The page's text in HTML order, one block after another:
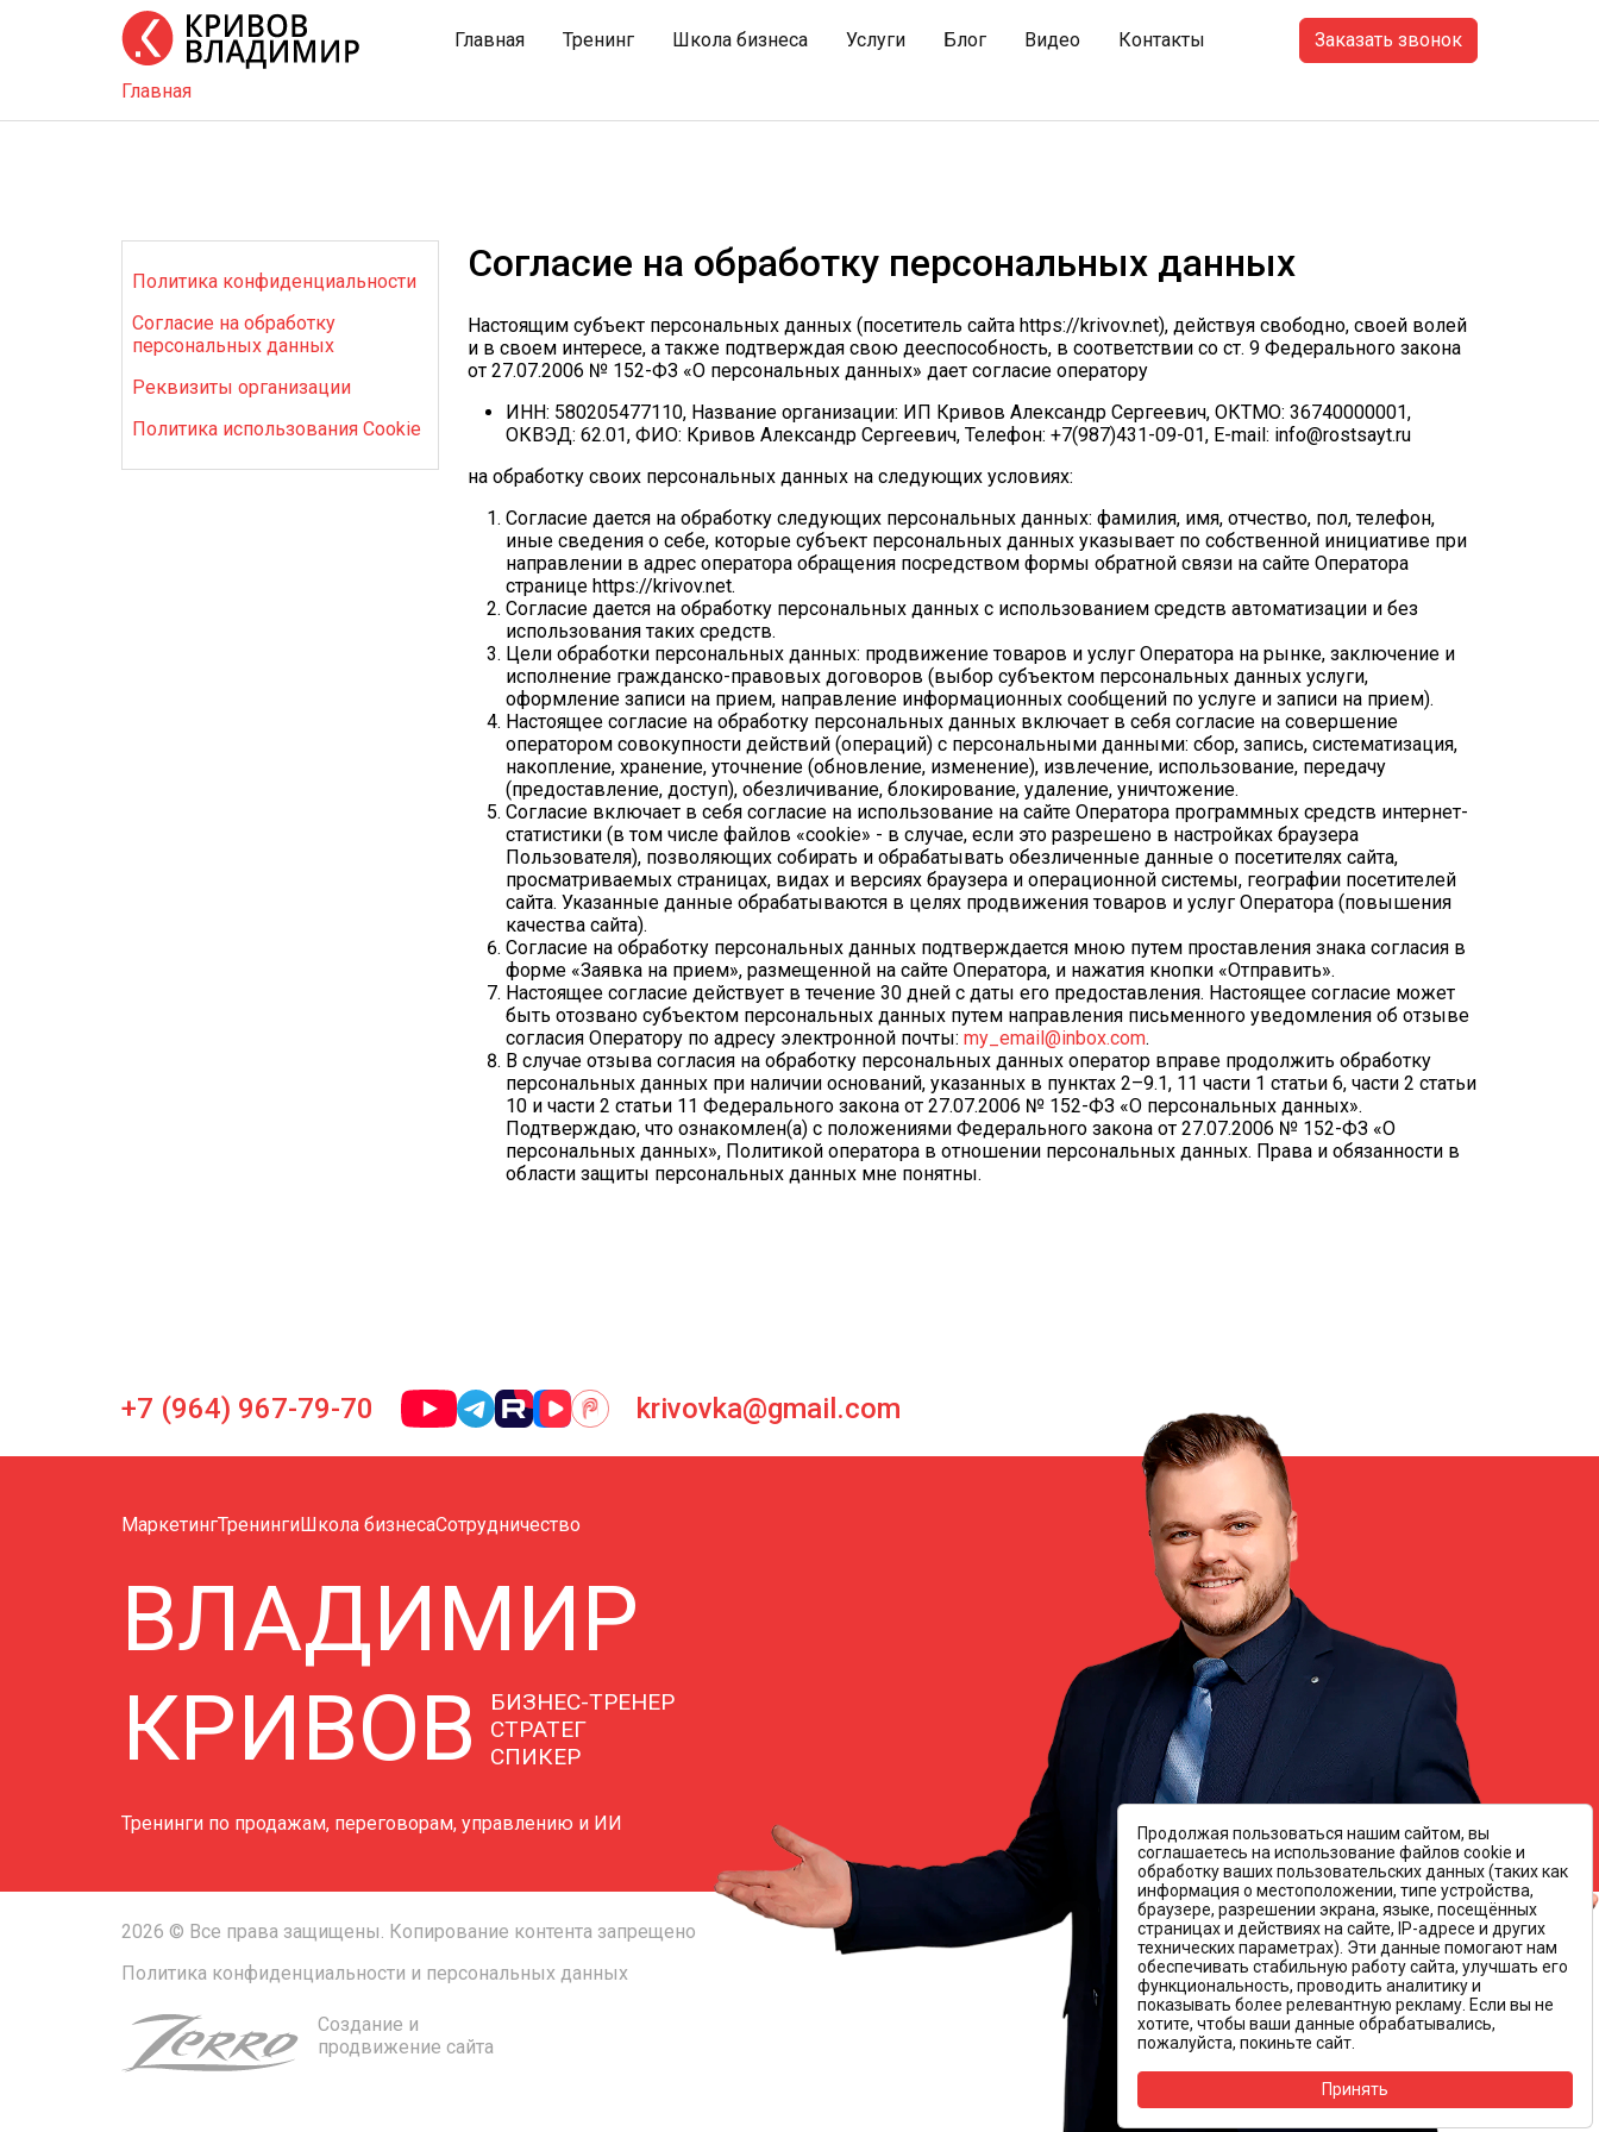
Главная Тренинг Школа бизнеса Услуги Блог Видео Контакты Заказать звонок
Главная
Политика конфиденциальности
Согласие на обработку
персональных данных
Реквизиты организации
Политика использования Cookie
Согласие на обработку персональных данных
Настоящим субъект персональных данных (посетитель сайта https://krivov.net), действуя свободно, своей волей
и в своем интересе, а также подтверждая свою дееспособность, в соответствии со ст. 9 Федерального закона
от 27.07.2006 № 152-ФЗ «О персональных данных» дает согласие оператору
ИНН: 580205477110, Название организации: ИП Кривов Александр Сергеевич, ОКТМО: 36740000001,
ОКВЭД: 62.01, ФИО: Кривов Александр Сергеевич, Телефон: +7(987)431-09-01, E-mail: info@rostsayt.ru
на обработку своих персональных данных на следующих условиях:
Согласие дается на обработку следующих персональных данных: фамилия, имя, отчество, пол, телефон,
иные сведения о себе, которые субъект персональных данных указывает по собственной инициативе при
направлении в адрес оператора обращения посредством формы обратной связи на сайте Оператора
странице https://krivov.net.
Согласие дается на обработку персональных данных с использованием средств автоматизации и без
использования таких средств.
Цели обработки персональных данных: продвижение товаров и услуг Оператора на рынке, заключение и
исполнение гражданско-правовых договоров (выбор субъектом персональных данных услуги,
оформление записи на прием, направление информационных сообщений по услуге и записи на прием).
Настоящее согласие на обработку персональных данных включает в себя согласие на совершение
оператором совокупности действий (операций) с персональными данными: сбор, запись, систематизация,
накопление, хранение, уточнение (обновление, изменение), извлечение, использование, передачу
(предоставление, доступ), обезличивание, блокирование, удаление, уничтожение.
Согласие включает в себя согласие на использование на сайте Оператора программных средств интернет-
статистики (в том числе файлов «cookie» - в случае, если это разрешено в настройках браузера
Пользователя), позволяющих собирать и обрабатывать обезличенные данные о посетителях сайта,
просматриваемых страницах, видах и версиях браузера и операционной системы, географии посетителей
сайта. Указанные данные обрабатываются в целях продвижения товаров и услуг Оператора (повышения
качества сайта).
Согласие на обработку персональных данных подтверждается мною путем проставления знака согласия в
форме «Заявка на прием», размещенной на сайте Оператора, и нажатия кнопки «Отправить».
Настоящее согласие действует в течение 30 дней с даты его предоставления. Настоящее согласие может
быть отозвано субъектом персональных данных путем направления письменного уведомления об отзыве
согласия Оператору по адресу электронной почты: my_email@inbox.com.
В случае отзыва согласия на обработку персональных данных оператор вправе продолжить обработку
персональных данных при наличии оснований, указанных в пунктах 2–9.1, 11 части 1 статьи 6, части 2 статьи
10 и части 2 статьи 11 Федерального закона от 27.07.2006 № 152-ФЗ «О персональных данных».
Подтверждаю, что ознакомлен(а) с положениями Федерального закона от 27.07.2006 № 152-ФЗ «О
персональных данных», Политикой оператора в отношении персональных данных. Права и обязанности в
области защиты персональных данных мне понятны.
+7 (964) 967-79-70 krivovka@gmail.com
МаркетингТренингиШкола бизнесаСотрудничество
ВЛАДИМИР
КРИВОВ
БИЗНЕС-ТРЕНЕР
СТРАТЕГ
СПИКЕР
Тренинги по продажам, переговорам, управлению и ИИ
2026 © Все права защищены. Копирование контента запрещено
Политика конфиденциальности и персональных данных
Создание и
продвижение сайта
Продолжая пользоваться нашим сайтом, вы
соглашаетесь на использование файлов cookie и
обработку ваших пользовательских данных (таких как
информация о местоположении, типе устройства,
браузере, разрешении экрана, языке, посещённых
страницах и действиях на сайте, IP-адресе и других
технических параметрах). Эти данные помогают нам
обеспечивать стабильную работу сайта, улучшать его
функциональность, проводить аналитику и
показывать более релевантную рекламу. Если вы не
хотите, чтобы ваши данные обрабатывались,
пожалуйста, покиньте сайт.
Принять